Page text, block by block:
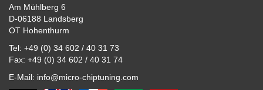
Am Mühlberg 6
D-06188 Landsberg
OT Hohenthurm
Tel: +49 (0) 34 602 / 40 31 73
Fax: +49 (0) 34 602 / 40 31 74
E-Mail: info@micro-chiptuning.com